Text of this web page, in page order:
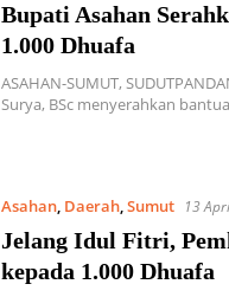
Bupati Asahan
1.000 Dhuafa
ASAHAN-SUMUT,
Surya, BSc menyerahkan
Asahan, Daerah,Sumut 13
Jelang Idul Fitri,
kepada 1.000 Dhuafa